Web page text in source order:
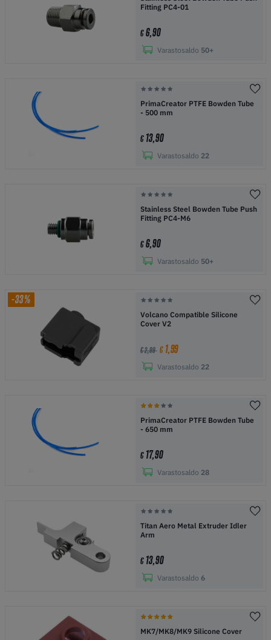
Fitting PC4-01
€6,90
Varastosaldo 50+
PrimaCreator PTFE Bowden Tube
- 500 mm
€13,90
Varastosaldo 22
Stainless Steel Bowden Tube Push
Fitting PC4-M6
€6,90
Varastosaldo 50+
-33%
Volcano Compatible Silicone
Cover V2
€ 2,99 €1,99
Varastosaldo 22
PrimaCreator PTFE Bowden Tube
- 650 mm
€17,90
Varastosaldo 28
Titan Aero Metal Extruder Idler
Arm
€13,90
Varastosaldo 6
MK7/MK8/MK9 Silicone Cover